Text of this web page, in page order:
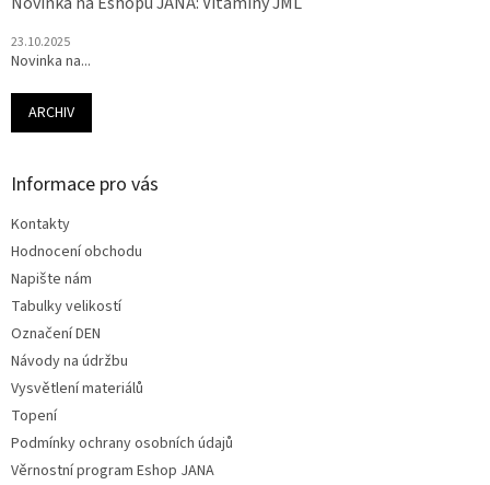
23.10.2025
Novinka na...
ARCHIV
Informace pro vás
Kontakty
Hodnocení obchodu
Napište nám
Tabulky velikostí
Označení DEN
Návody na údržbu
Vysvětlení materiálů
Topení
Podmínky ochrany osobních údajů
Věrnostní program Eshop JANA